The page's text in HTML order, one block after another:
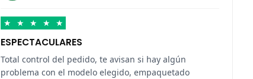
★ ★ ★ ★ ★
ESPECTACULARES
Total control del pedido, te avisan si hay algún
problema con el modelo elegido, empaquetado